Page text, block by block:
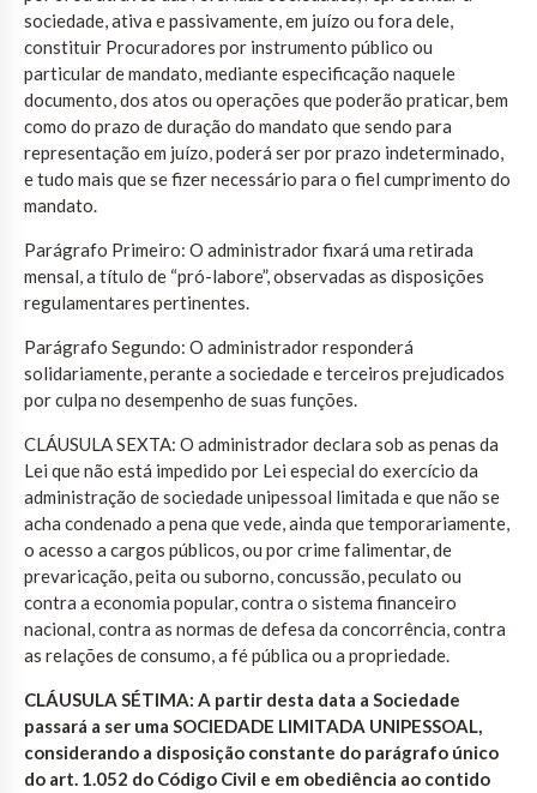
sociedade, ativa e passivamente, em juízo ou fora dele,
constituir Procuradores por instrumento público ou
particular de mandato, mediante especificação naquele
documento, dos atos ou operações que poderão praticar, bem
como do prazo de duração do mandato que sendo para
representação em juízo, poderá ser por prazo indeterminado,
e tudo mais que se fizer necessário para o fiel cumprimento do
mandato.
Parágrafo Primeiro: O administrador fixará uma retirada
mensal, a título de “pró-labore”, observadas as disposições
regulamentares pertinentes.
Parágrafo Segundo: O administrador responderá
solidariamente, perante a sociedade e terceiros prejudicados
por culpa no desempenho de suas funções.
CLÁUSULA SEXTA: O administrador declara sob as penas da
Lei que não está impedido por Lei especial do exercício da
administração de sociedade unipessoal limitada e que não se
acha condenado a pena que vede, ainda que temporariamente,
o acesso a cargos públicos, ou por crime falimentar, de
prevaricação, peita ou suborno, concussão, peculato ou
contra a economia popular, contra o sistema financeiro
nacional, contra as normas de defesa da concorrência, contra
as relações de consumo, a fé pública ou a propriedade.
CLÁUSULA SÉTIMA: A partir desta data a Sociedade
passará a ser uma SOCIEDADE LIMITADA UNIPESSOAL,
considerando a disposição constante do parágrafo único
do art. 1.052 do Código Civil e em obediência ao contido